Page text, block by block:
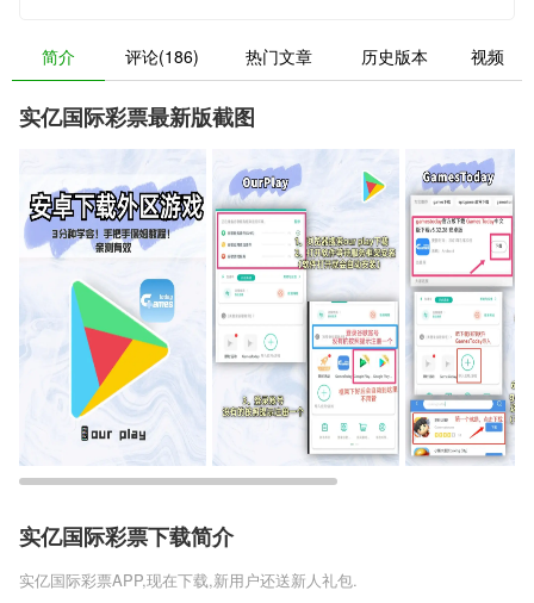
简介 评论(186) 热门文章 历史版本 视频
实亿国际彩票最新版截图
实亿国际彩票下载简介
实亿国际彩票APP,现在下载,新用户还送新人礼包.